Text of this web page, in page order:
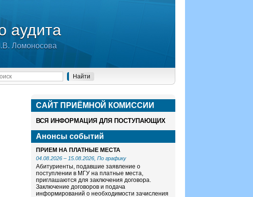
аудита
Ломоносова
САЙТ ПРИЁМНОЙ КОМИСCИИ
ВСЯ ИНФОРМАЦИЯ ДЛЯ ПОСТУПАЮЩИХ
Анонсы событий
ПРИЕМ НА ПЛАТНЫЕ МЕСТА
04.08.2026 – 15.08.2026 , По графику
Абитуриенты, подавшие заявление о
поступлении в МГУ на платные места,
приглашаются для заключения договора.
Заключение договоров и подача
информирований о необходимости зачисления